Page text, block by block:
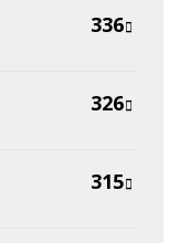
336
326
315